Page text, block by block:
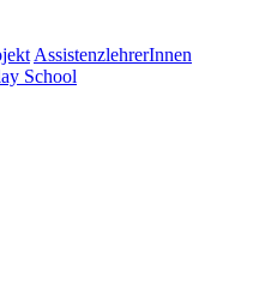
AssistenzlehrerInnen
School